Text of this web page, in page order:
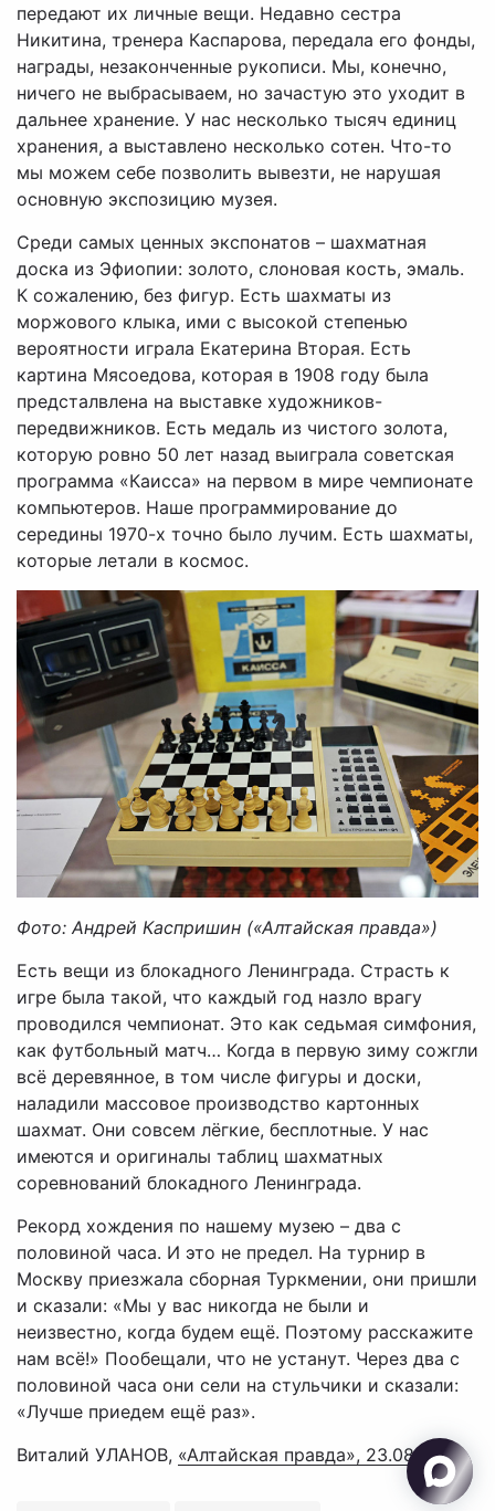
передают их личные вещи. Недавно сестра
Никитина, тренера Каспарова, передала его фонды,
награды, незаконченные рукописи. Мы, конечно,
ничего не выбрасываем, но зачастую это уходит в
дальнее хранение. У нас несколько тысяч единиц
хранения, а выставлено несколько сотен. Что-то
мы можем себе позволить вывезти, не нарушая
основную экспозицию музея.
Среди самых ценных экспонатов – шахматная
доска из Эфиопии: золото, слоновая кость, эмаль.
К сожалению, без фигур. Есть шахматы из
моржового клыка, ими с высокой степенью
вероятности играла Екатерина Вторая. Есть
картина Мясоедова, которая в 1908 году была
предсталвлена на выставке художников-
передвижников. Есть медаль из чистого золота,
которую ровно 50 лет назад выиграла советская
программа «Каисса» на первом в мире чемпионате
компьютеров. Наше программирование до
середины 1970-х точно было лучим. Есть шахматы,
которые летали в космос.
Фото: Андрей Каспришин («Алтайская правда»)
Есть вещи из блокадного Ленинграда. Страсть к
игре была такой, что каждый год назло врагу
проводился чемпионат. Это как седьмая симфония,
как футбольный матч… Когда в первую зиму сожгли
всё деревянное, в том числе фигуры и доски,
наладили массовое производство картонных
шахмат. Они совсем лёгкие, бесплотные. У нас
имеются и оригиналы таблиц шахматных
соревнований блокадного Ленинграда.
Рекорд хождения по нашему музею – два с
половиной часа. И это не предел. На турнир в
Москву приезжала сборная Туркмении, они пришли
и сказали: «Мы у вас никогда не были и
неизвестно, когда будем ещё. Поэтому расскажите
нам всё!» Пообещали, что не устанут. Через два с
половиной часа они сели на стульчики и сказали:
«Лучше приедем ещё раз».
Виталий УЛАНОВ, «Алтайская правда», 23.08.2024